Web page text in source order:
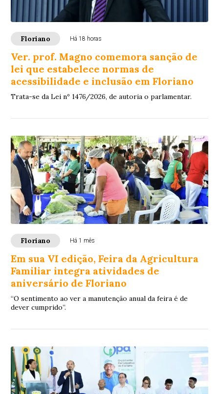
Floriano Há 18 horas
Ver. prof. Magno comemora sanção de
lei que estabelece normas de
acessibilidade e inclusão em Floriano
Trata-se da Lei nº 1476/2026, de autoria o parlamentar.
Floriano Há 1 mês
Em sua VI edição, Feira da Agricultura
Familiar integra atividades de
aniversário de Floriano
“O sentimento ao ver a manutenção anual da feira é de
dever cumprido”.